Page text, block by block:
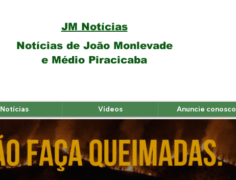
Notícias de João Monlevade
e Médio Piracicaba
JM Notícias
Notícias Vídeos Anuncie conosco